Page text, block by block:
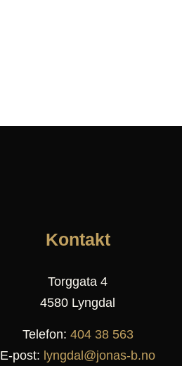
Kontakt
Torggata 4
4580 Lyngdal
Telefon: 404 38 563
E-post: lyngdal@jonas-b.no